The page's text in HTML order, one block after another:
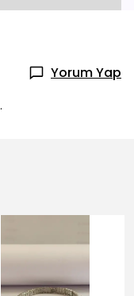
Yorum Yap